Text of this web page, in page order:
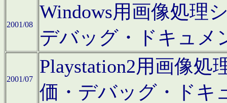
2001/08
Windows用画像処理
デバッグ・ドキュメ
2001/07
Playstation2用画像
価・デバッグ・ドキ